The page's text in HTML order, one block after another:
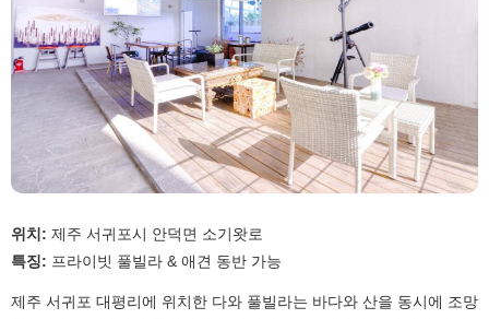
위치: 제주 서귀포시 안덕면 소기왓로
특징: 프라이빗 풀빌라 & 애견 동반 가능
제주 서귀포 대평리에 위치한 다와 풀빌라는 바다와 산을 동시에 조망